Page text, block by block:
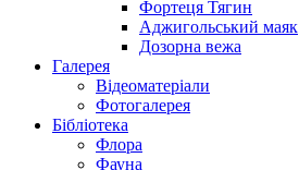
Фортеця Тягин
Аджигольський маяк
Дозорна вежа
Галерея
Відеоматеріали
Фотогалерея
Бібліотека
Флора
Фауна